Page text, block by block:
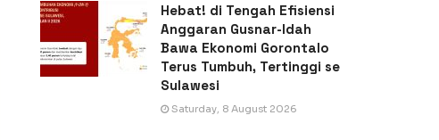
Hebat! di Tengah Efisiensi
Anggaran Gusnar-Idah
Bawa Ekonomi Gorontalo
Terus Tumbuh, Tertinggi se
Sulawesi
Saturday, 8 August 2026